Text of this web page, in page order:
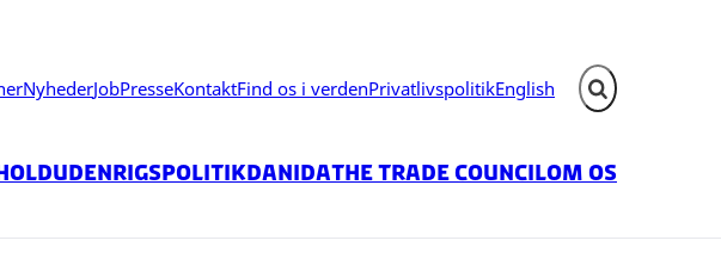
NyhederJobPresseKontaktFind os i verdenPrivatlivspolitikEnglish Fold søgefelt ud
UdenrigspolitikDanidaThe Trade CouncilOm os